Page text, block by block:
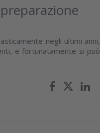
negli ultimi anni,
e fortunatamente si può